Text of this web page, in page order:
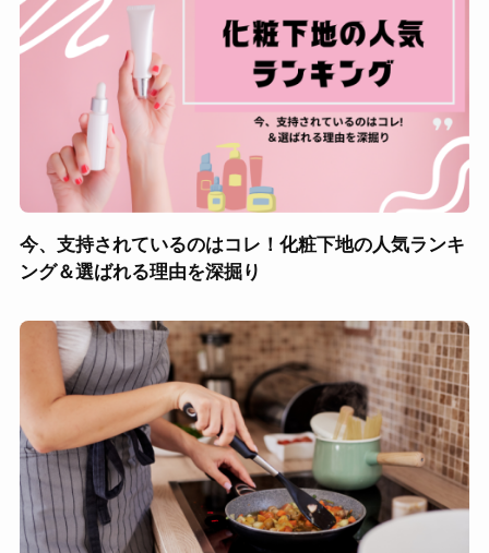
今、支持されているのはコレ！化粧下地の人気ランキ
ング＆選ばれる理由を深掘り